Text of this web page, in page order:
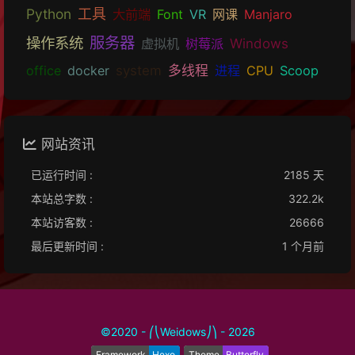
Python 工具 大前端 Font VR 网课 Manjaro
操作系统 服务器 虚拟机 树莓派 Windows
office docker system 多线程 进程 CPU Scoop
网站资讯
已运行时间 :
2185 天
本站总字数 :
322.2k
本站访客数 :
26666
最后更新时间 :
1 个月前
©2020 - ⎛⎝Weidows⎠⎞ - 2026